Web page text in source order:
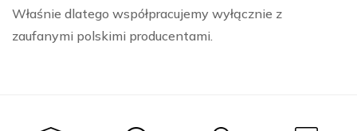
Właśnie dlatego współpracujemy wyłącznie z
zaufanymi polskimi producentami.